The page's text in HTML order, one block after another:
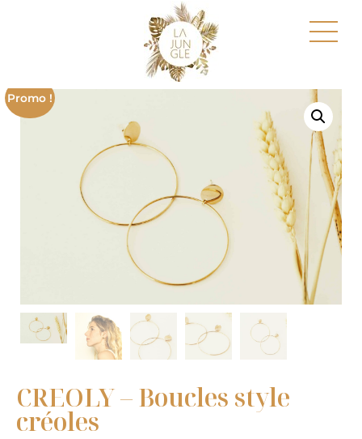
Promo !
CREOLY – Boucles style
créoles